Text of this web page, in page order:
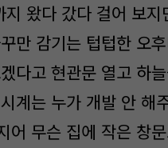
왔다 갔다 걸어 보지
만 감기는 텁텁한 오
다고 현관문 열고 하
계는 누가 개발 안 해
어 무슨 집에 작은 창